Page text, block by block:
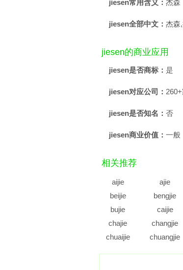
jiesen常用含义： 杰森
jiesen全部中文： 杰森
jiesen的商业应用
jiesen是否商标： 是
jiesen对应公司：
jiesen是否知名： 否
jiesen商业价值： 一般
相关推荐
aijie ajie
beijie
bengjie
bujie
caijie
chajie
changjie
chuaijie
chuangjie